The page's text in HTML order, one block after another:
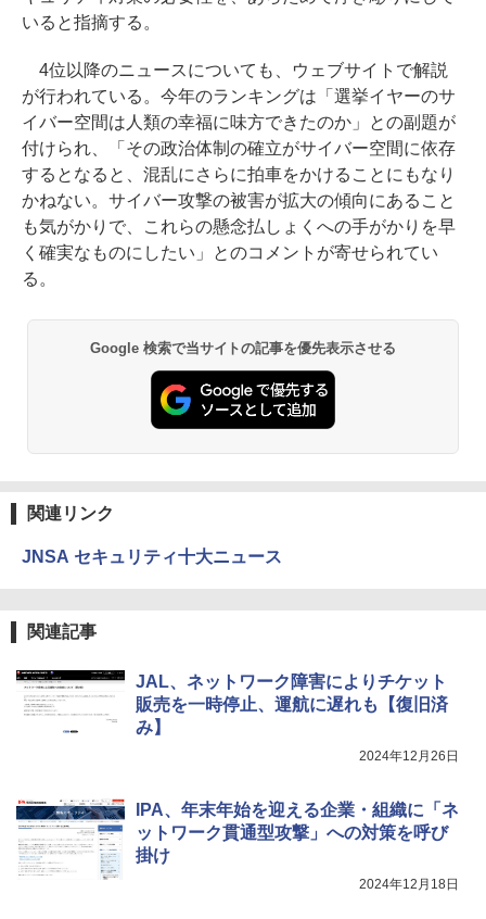
いると指摘する。
4位以降のニュースについても、ウェブサイトで解説
が行われている。今年のランキングは「選挙イヤーのサ
イバー空間は人類の幸福に味方できたのか」との副題が
付けられ、「その政治体制の確立がサイバー空間に依存
するとなると、混乱にさらに拍車をかけることにもなり
かねない。サイバー攻撃の被害が拡大の傾向にあること
も気がかりで、これらの懸念払しょくへの手がかりを早
く確実なものにしたい」とのコメントが寄せられてい
る。
Google 検索で当サイトの記事を優先表示させる
関連リンク
JNSA セキュリティ十大ニュース
関連記事
JAL、ネットワーク障害によりチケット
販売を一時停止、運航に遅れも【復旧済
み】
2024年12月26日
IPA、年末年始を迎える企業・組織に「ネ
ットワーク貫通型攻撃」への対策を呼び
掛け
2024年12月18日